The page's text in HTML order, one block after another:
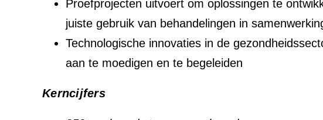
Proefprojecten uitvoert om oplossingen te
juiste gebruik van behandelingen in
Technologische innovaties in de
aan te moedigen en te begeleiden
Kerncijfers